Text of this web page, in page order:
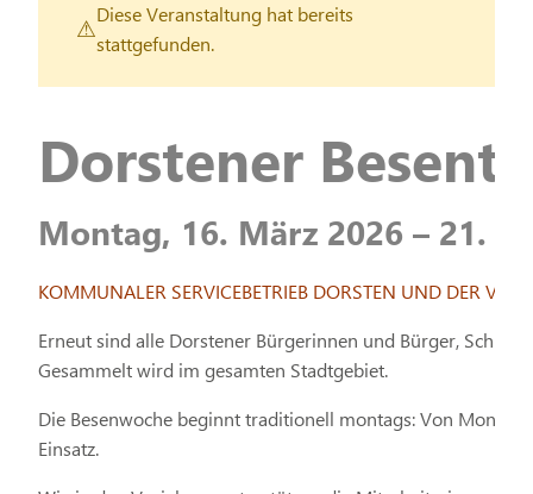
Diese Veranstaltung hat bereits
stattgefunden.
Dorstener
Montag, 16. März 2026 – 21.
KOMMUNALER SERVICEBETRIEB DORSTEN UND DER
Erneut sind alle Dorstener Bürgerinnen und Bürger,
Gesammelt wird im gesamten Stadtgebiet.
Die Besenwoche beginnt traditionell montags: Von
Einsatz.